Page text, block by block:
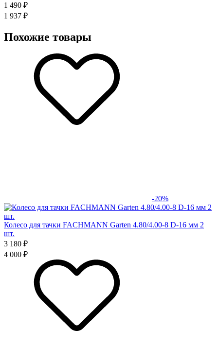
1 490 ₽
1 937 ₽
Похожие товары
-20%
Колесо для тачки FACHMANN Garten 4.80/4.00-8 D-16 мм 2
шт.
3 180 ₽
4 000 ₽